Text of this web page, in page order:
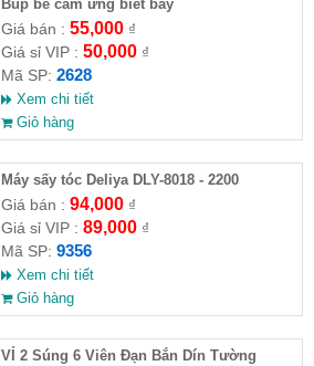
​Búp bê cảm ứng biết bay
Giá bán : 55,000₫
Giá sỉ VIP : 50,000₫
Mã SP: 2628
Xem chi tiết
Giỏ hàng
Máy sấy tóc Deliya DLY-8018 - 2200
Giá bán : 94,000₫
Giá sỉ VIP : 89,000₫
Mã SP: 9356
Xem chi tiết
Giỏ hàng
VỈ 2 Súng 6 Viên Đạn Bắn Dín Tường